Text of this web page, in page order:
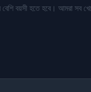
বয়সী হতে হবে। আমরা সব